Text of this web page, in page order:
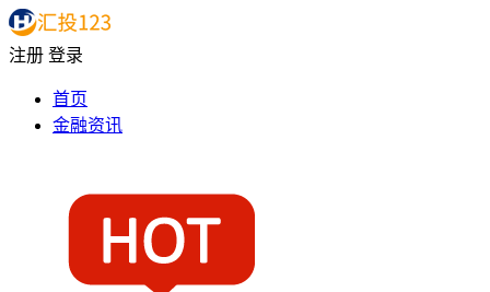
注册 登录
首页
金融资讯